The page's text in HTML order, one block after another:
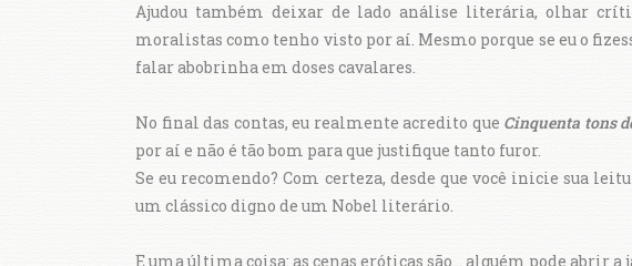
Ajudou também deixar de lado análise literária, olhar
moralistas como tenho visto por aí. Mesmo porque se eu o
falar abobrinha em doses cavalares.
No final das contas, eu realmente acredito que Cinquenta tons
por aí e não é tão bom para que justifique tanto furor.
Se eu recomendo? Com certeza, desde que você inicie sua
um clássico digno de um Nobel literário.
E uma última coisa: as cenas eróticas são... alguém pode abrir